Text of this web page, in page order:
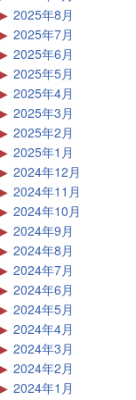
2025年8月
2025年7月
2025年6月
2025年5月
2025年4月
2025年3月
2025年2月
2025年1月
2024年12月
2024年11月
2024年10月
2024年9月
2024年8月
2024年7月
2024年6月
2024年5月
2024年4月
2024年3月
2024年2月
2024年1月